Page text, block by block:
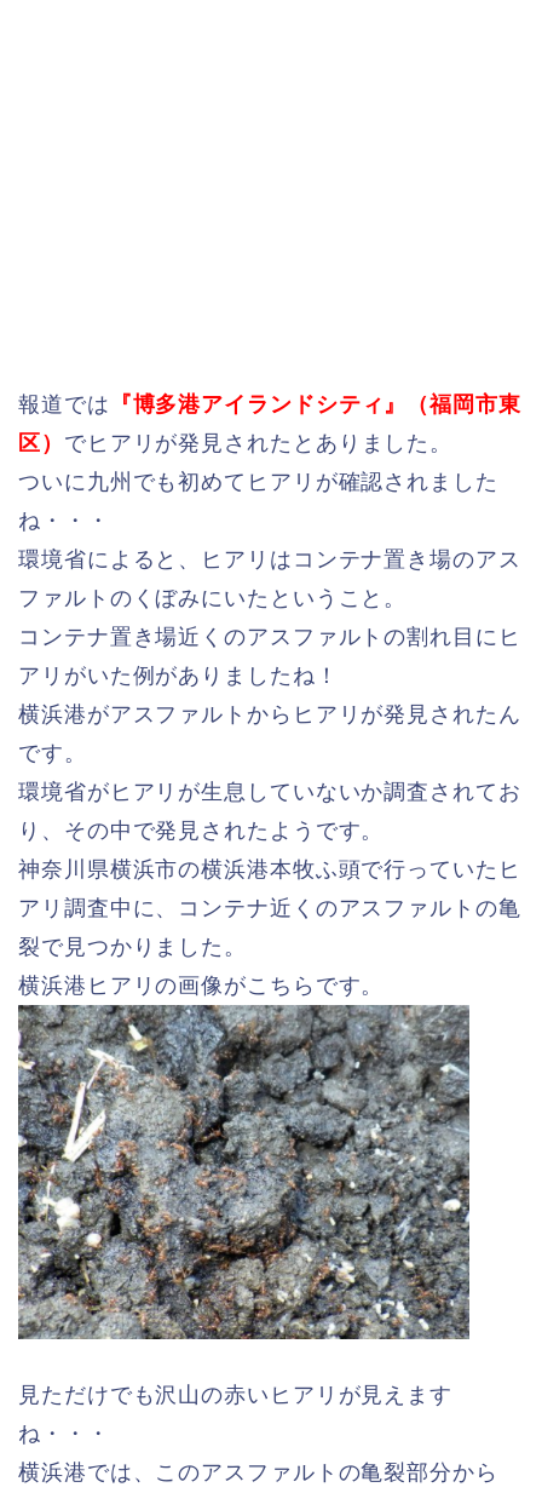
報道では 『博多港アイランドシティ』（福岡市東
区） でヒアリが発見されたとありました。
ついに九州でも初めてヒアリが確認されました
ね・・・
環境省によると、ヒアリはコンテナ置き場のアス
ファルトのくぼみにいたということ。
コンテナ置き場近くのアスファルトの割れ目にヒ
アリがいた例がありましたね！
横浜港がアスファルトからヒアリが発見されたん
です。
環境省がヒアリが生息していないか調査されてお
り、その中で発見されたようです。
神奈川県横浜市の横浜港本牧ふ頭で行っていたヒ
アリ調査中に、コンテナ近くのアスファルトの亀
裂で見つかりました。
横浜港ヒアリの画像がこちらです。
見ただけでも沢山の赤いヒアリが見えます
ね・・・
横浜港では、このアスファルトの亀裂部分から